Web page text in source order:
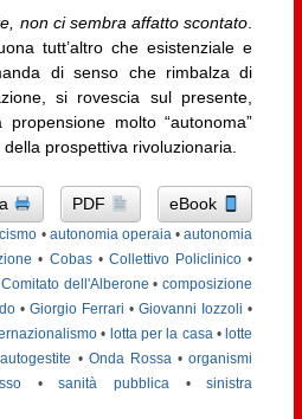
non ci sembra affatto scontato
tutt’altro che esistenziale e
di senso che rimbalza di
si rovescia sul presente,
molto “autonoma”
prospettiva rivoluzionaria.
PDF eBook
• autonomia operaia•autonomia
• Cobas• Collettivo Policlinico •
Comitato dell'Alberone •composizione
•Giorgio Ferrari •Giovanni Iozzoli •
• lotta per la casa• lotte
• Onda Rossa•organismi
•sanità pubblica•sinistra